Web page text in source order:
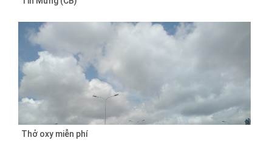
Thở oxy miễn phí